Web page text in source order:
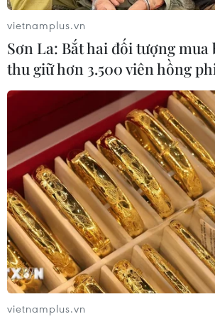
Cần có chính sách phù hợp
Data Center, Cloud ở Việt
21/06/2023 10:12
Nhiều doanh nghiệp và nhà đầu tư
quan ngại trước đề xuất đưa dịch vụ
(DC) và điện toán đám mây (Cloud)
vụ viễn thông.
vietnamplus.vn
Sơn La: Bắt hai đối tượng mua
thu giữ hơn 3.500 viên hồng
vietnamplus.vn